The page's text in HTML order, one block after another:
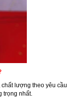
lượng theo yêu cầu
trọng nhất.